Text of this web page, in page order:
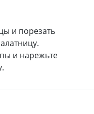
и порезать
и нарежьте